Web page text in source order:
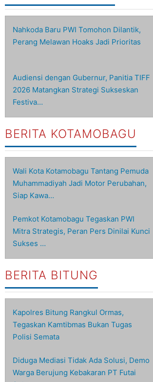
Nahkoda Baru PWI Tomohon Dilantik,
Perang Melawan Hoaks Jadi Prioritas
Audiensi dengan Gubernur, Panitia TIFF
2026 Matangkan Strategi Sukseskan
Festiva…
BERITA KOTAMOBAGU
Wali Kota Kotamobagu Tantang Pemuda
Muhammadiyah Jadi Motor Perubahan,
Siap Kawa…
Pemkot Kotamobagu Tegaskan PWI
Mitra Strategis, Peran Pers Dinilai Kunci
Sukses …
BERITA BITUNG
Kapolres Bitung Rangkul Ormas,
Tegaskan Kamtibmas Bukan Tugas
Polisi Semata
Diduga Mediasi Tidak Ada Solusi, Demo
Warga Berujung Kebakaran PT Futai